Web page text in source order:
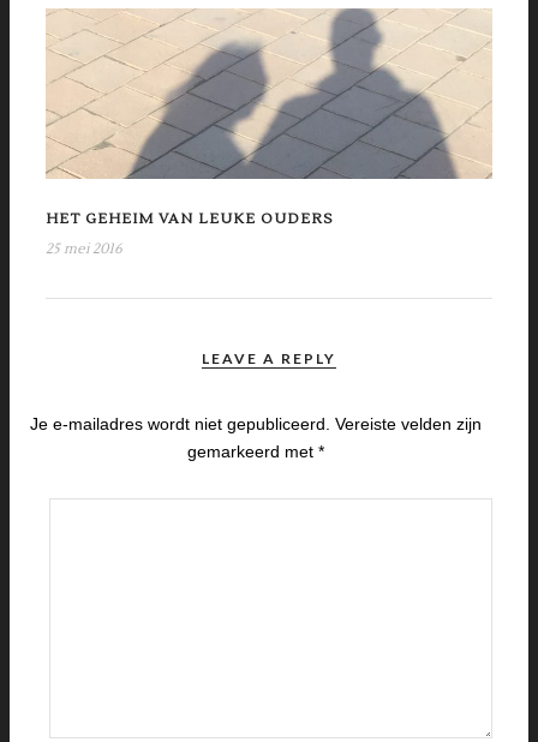
HET GEHEIM VAN LEUKE OUDERS
25 mei 2016
LEAVE A REPLY
Je e-mailadres wordt niet gepubliceerd. Vereiste velden zijn
gemarkeerd met*